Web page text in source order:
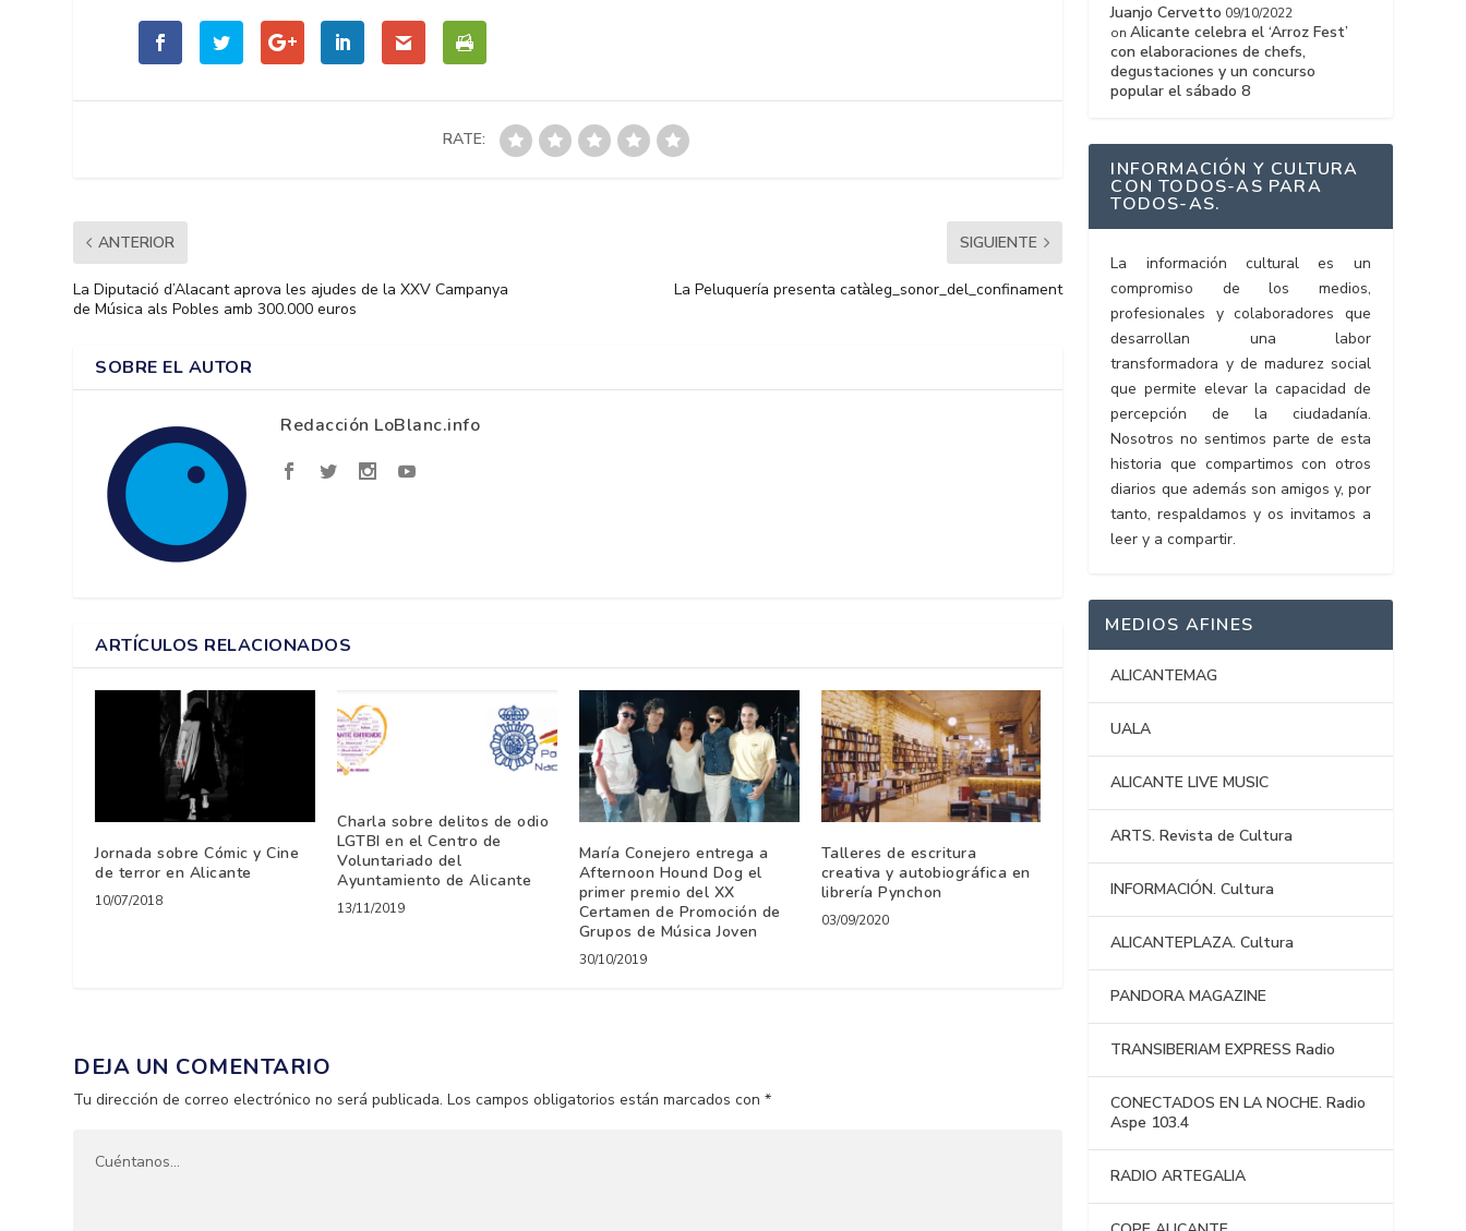
RATE:
ANTERIOR
La Diputació d’Alacant aprova les ajudes de la XXV Campanya
de Música als Pobles amb 300.000 euros
SIGUIENTE
La Peluquería presenta catàleg_sonor_del_confinament
SOBRE EL AUTOR
Redacción LoBlanc.info
ARTÍCULOS RELACIONADOS
Jornada sobre Cómic y Cine
de terror en Alicante
10/07/2018
Charla sobre delitos de odio
LGTBI en el Centro de
Voluntariado del
Ayuntamiento de Alicante
13/11/2019
María Conejero entrega a
Afternoon Hound Dog el
primer premio del XX
Certamen de Promoción de
Grupos de Música Joven
30/10/2019
Talleres de escritura
creativa y autobiográfica en
librería Pynchon
03/09/2020
DEJA UN COMENTARIO
Tu dirección de correo electrónico no será publicada. Los campos obligatorios están marcados con*
Juanjo Cervetto 09/10/2022
onAlicante celebra el ‘Arroz Fest’
con elaboraciones de chefs,
degustaciones y un concurso
popular el sábado 8
INFORMACIÓN Y CULTURA
CON TODOS-AS PARA
TODOS-AS.
La información cultural es un
compromiso de los medios,
profesionales y colaboradores que
desarrollan una labor
transformadora y de madurez social
que permite elevar la capacidad de
percepción de la ciudadanía.
Nosotros no sentimos parte de esta
historia que compartimos con otros
diarios que además son amigos y, por
tanto, respaldamos y os invitamos a
leer y a compartir.
MEDIOS AFINES
ALICANTEMAG
UALA
ALICANTE LIVE MUSIC
ARTS. Revista de Cultura
INFORMACIÓN. Cultura
ALICANTEPLAZA. Cultura
PANDORA MAGAZINE
TRANSIBERIAM EXPRESS Radio
CONECTADOS EN LA NOCHE. Radio
Aspe 103.4
RADIO ARTEGALIA